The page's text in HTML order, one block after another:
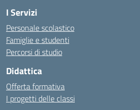
I Servizi
Personale scolastico
Famiglie e studenti
Percorsi di studio
Didattica
Offerta formativa
I progetti delle classi